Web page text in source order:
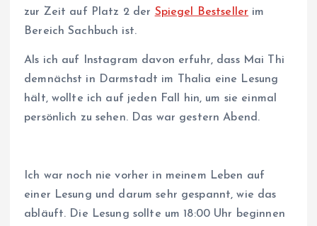
zur Zeit auf Platz 2 der Spiegel Bestseller im
Bereich Sachbuch ist.
Als ich auf Instagram davon erfuhr, dass Mai Thi
demnächst in Darmstadt im Thalia eine Lesung
hält, wollte ich auf jeden Fall hin, um sie einmal
persönlich zu sehen. Das war gestern Abend.
Ich war noch nie vorher in meinem Leben auf
einer Lesung und darum sehr gespannt, wie das
abläuft. Die Lesung sollte um 18:00 Uhr beginnen